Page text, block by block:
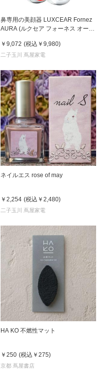
鼻専用の美顔器 LUXCEAR Fornez
AURA (ルクセア フォーネス オー
￥9,072 (税込 ￥9,980)
二子玉川 蔦屋家電
ネイルエス rose of may
￥2,254 (税込 ￥2,480)
二子玉川 蔦屋家電
HA KO 不燃性マット
￥250 (税込 ￥275)
京都 蔦屋書店